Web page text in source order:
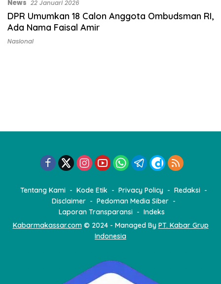
News 22 Januari 2026
DPR Umumkan 18 Calon Anggota Ombudsman RI,
Ada Nama Faisal Amir
Nasional
Tentang Kami Kode Etik Privacy Policy
Redaksi
Disclaimer
Pedoman Media Siber
Laporan Transparansi
Indeks
Kabarmakassar.com© 2024 - Managed By PT. Kabar Grup
Indonesia